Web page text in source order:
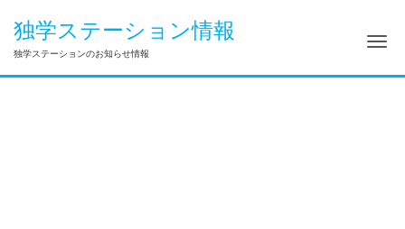
独学ステーション情報
独学ステーションのお知らせ情報
ナ